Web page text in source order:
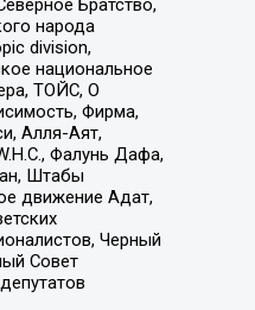
Братство,
народа
division,
национальное
ТОЙС, О
Фирма,
Алля-Аят,
Фалунь Дафа,
Штабы
движение Адат,
Черный
Совет